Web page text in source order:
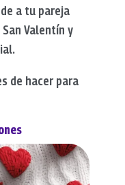
a tu pareja
Valentín y
de hacer para